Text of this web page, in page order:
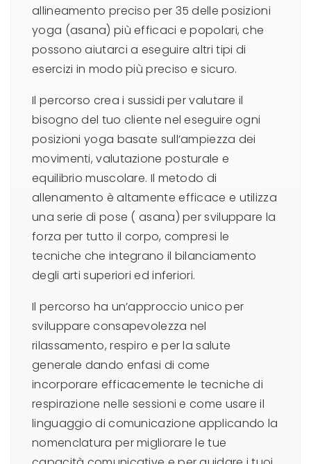
allineamento preciso per 35 delle posizioni
yoga (asana) più efficaci e popolari, che
possono aiutarci a eseguire altri tipi di
esercizi in modo più preciso e sicuro.
Il percorso crea i sussidi per valutare il
bisogno del tuo cliente nel eseguire ogni
posizioni yoga basate sull’ampiezza dei
movimenti, valutazione posturale e
equilibrio muscolare. Il metodo di
allenamento è altamente efficace e utilizza
una serie di pose ( asana) per sviluppare la
forza per tutto il corpo, compresi le
tecniche che integrano il bilanciamento
degli arti superiori ed inferiori.
Il percorso ha un’approccio unico per
sviluppare consapevolezza nel
rilassamento, respiro e per la salute
generale dando enfasi di come
incorporare efficacemente le tecniche di
respirazione nelle sessioni e come usare il
linguaggio di comunicazione applicando la
nomenclatura per migliorare le tue